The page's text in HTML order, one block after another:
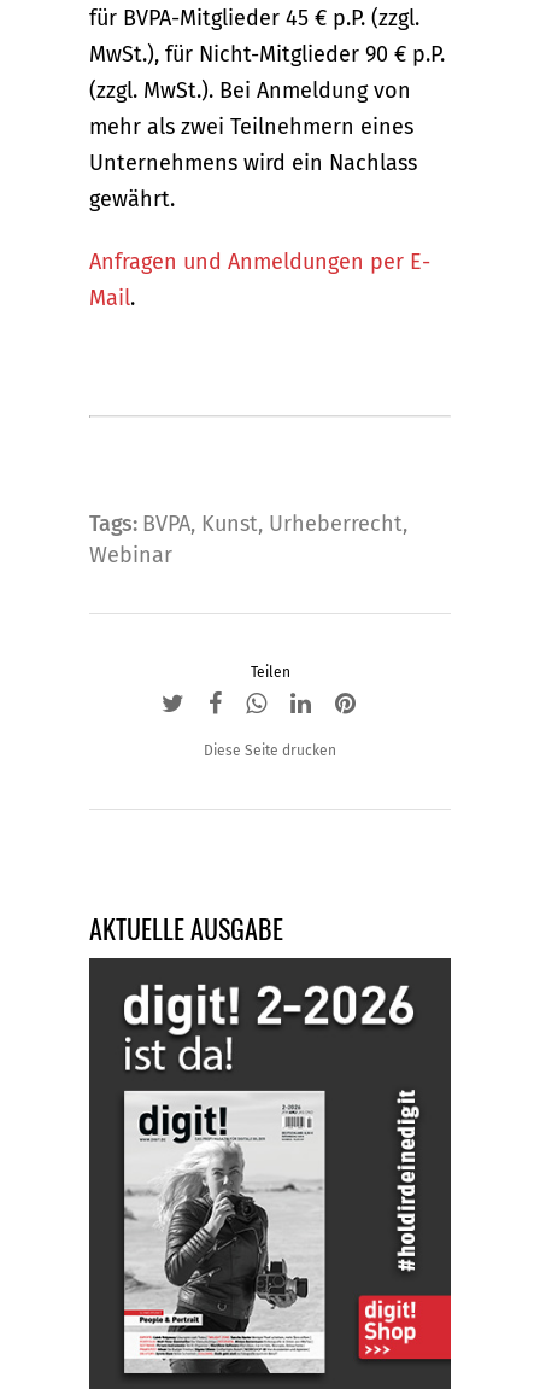
für BVPA-Mitglieder 45 € p.P. (zzgl.
MwSt.), für Nicht-Mitglieder 90 € p.P.
(zzgl. MwSt.). Bei Anmeldung von
mehr als zwei Teilnehmern eines
Unternehmens wird ein Nachlass
gewährt.
Anfragen und Anmeldungen per E-
Mail.
Tags: BVPA, Kunst, Urheberrecht,
Webinar
Teilen
Diese Seite drucken
AKTUELLE AUSGABE